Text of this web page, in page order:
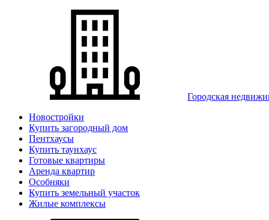
Городская
Новостройки
Купить загородный дом
Пентхаусы
Купить таунхаус
Готовые квартиры
Аренда квартир
Особняки
Купить земельный участок
Жилые комплексы